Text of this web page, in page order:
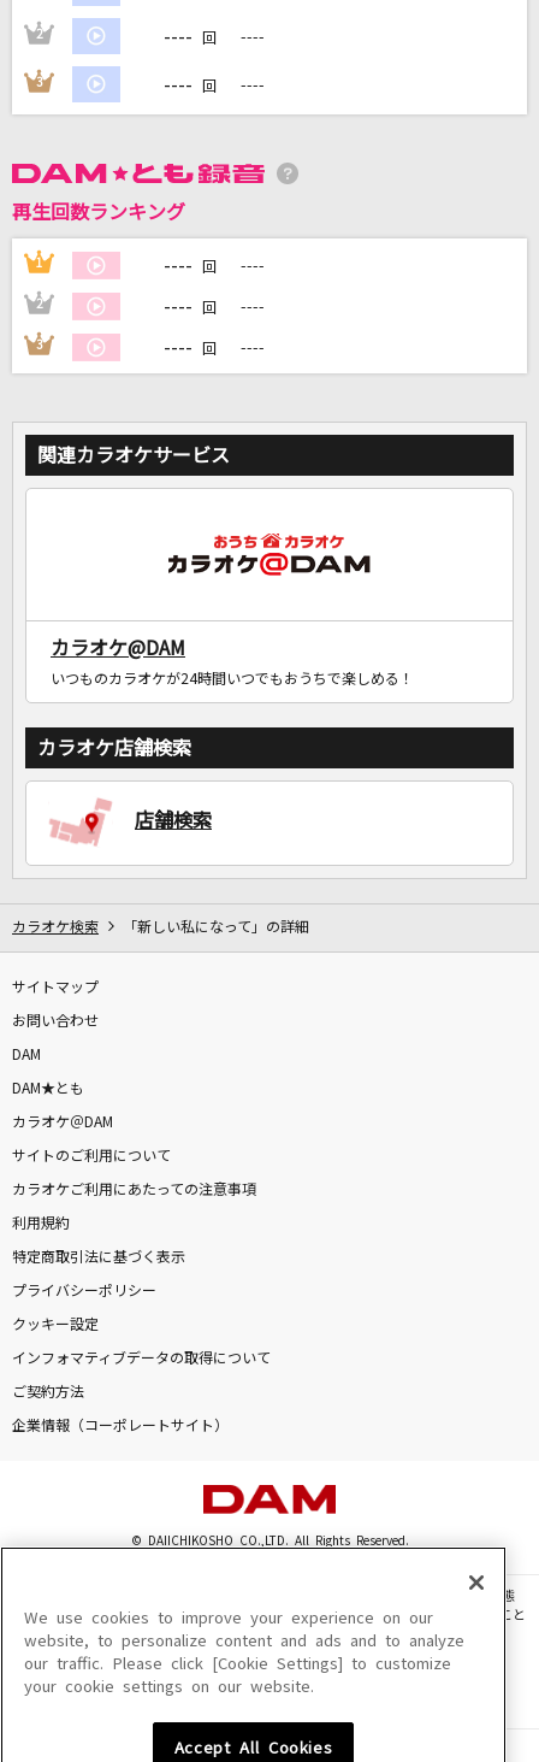
DAMに会員登録・ログインして
2 ---- 回 ----
3 ---- 回 ----
再生回数ランキング
1 ---- 回 ----
2 ---- 回 ----
3 ---- 回 ----
関連カラオケサービス
カラオケ@DAM
いつものカラオケが24時間いつでもおうちで楽しめる！
カラオケ店舗検索
店舗検索
カラオケ検索 「新しい私になって」の詳細
サイトマップ
お問い合わせ
DAM
DAM★とも
カラオケ＠DAM
サイトのご利用について
カラオケご利用にあたっての注意事項
利用規約
特定商取引法に基づく表示
プライバシーポリシー
クッキー設定
インフォマティブデータの取得について
ご契約方法
企業情報（コーポレートサイト）
© DAIICHIKOSHO CO.,LTD. All Rights Reserved.
このサイトに掲載されている一切の文章・画像・写真・動画・音声等を、手段や形態
を問わず、著作権法の定める範囲を超えて無断で複製、転載、ファイル化などすること
を禁じます。
楽曲及びコンテンツは、機種によりご利用いただけない場合があります。
楽曲及びコンテンツの配信日、配信内容が変更になる場合があります。
We use cookies to improve your experience on our
website, to personalize content and ads and to analyze
our traffic. Please click [Cookie Settings] to customize
your cookie settings on our website.
Accept All Cookies